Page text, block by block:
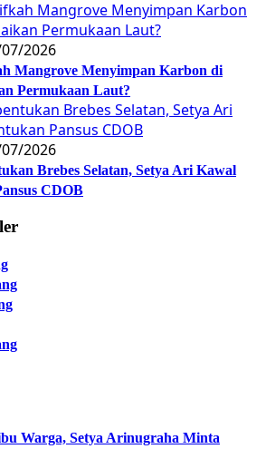
2026
Mangrove Menyimpan Karbon di
Permukaan Laut?
2026
Brebes Selatan, Setya Ari Kawal
CDOB
Warga, Setya Arinugraha Minta